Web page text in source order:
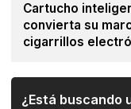
Cartucho
convierta su
cigarrillos
¿Está buscando